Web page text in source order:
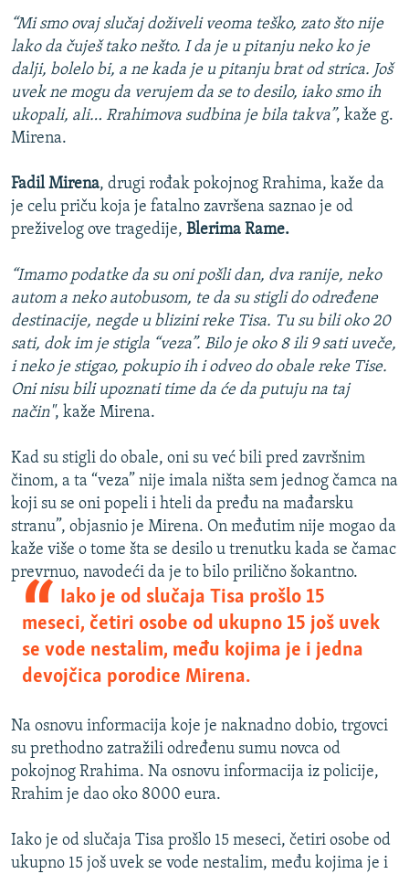
“Mi smo ovaj slučaj doživeli veoma teško, zato što nije
lako da čuješ tako nešto. I da je u pitanju neko ko je
dalji, bolelo bi, a ne kada je u pitanju brat od strica. Još
uvek ne mogu da verujem da se to desilo, iako smo ih
ukopali, ali… Rrahimova sudbina je bila takva”, kaže g.
Mirena.
Fadil Mirena, drugi rođak pokojnog Rrahima, kaže da
je celu priču koja je fatalno završena saznao je od
preživelog ove tragedije, Blerima Rame.
“Imamo podatke da su oni pošli dan, dva ranije, neko
autom a neko autobusom, te da su stigli do određene
destinacije, negde u blizini reke Tisa. Tu su bili oko 20
sati, dok im je stigla “veza”. Bilo je oko 8 ili 9 sati uveče,
i neko je stigao, pokupio ih i odveo do obale reke Tise.
Oni nisu bili upoznati time da će da putuju na taj
način", kaže Mirena.
Kad su stigli do obale, oni su već bili pred završnim
činom, a ta “veza” nije imala ništa sem jednog čamca na
koji su se oni popeli i hteli da pređu na mađarsku
stranu”, objasnio je Mirena. On međutim nije mogao da
kaže više o tome šta se desilo u trenutku kada se čamac
prevrnuo, navodeći da je to bilo prilično šokantno.
Iako je od slučaja Tisa prošlo 15
meseci, četiri osobe od ukupno 15 još uvek
se vode nestalim, među kojima je i jedna
devojčica porodice Mirena.
Na osnovu informacija koje je naknadno dobio, trgovci
su prethodno zatražili određenu sumu novca od
pokojnog Rrahima. Na osnovu informacija iz policije,
Rrahim je dao oko 8000 eura.
Iako je od slučaja Tisa prošlo 15 meseci, četiri osobe od
ukupno 15 još uvek se vode nestalim, među kojima je i